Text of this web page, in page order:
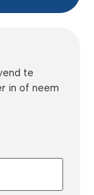
te
in of neem